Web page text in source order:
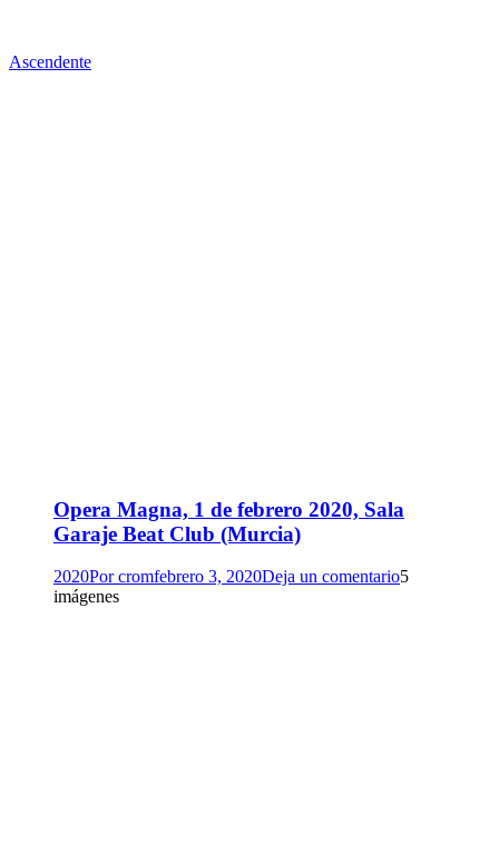
Ascendente
Opera Magna, 1 de febrero 2020, Sala
Garaje Beat Club (Murcia)
2020Porcromfebrero 3, 2020Deja un comentario5
imágenes